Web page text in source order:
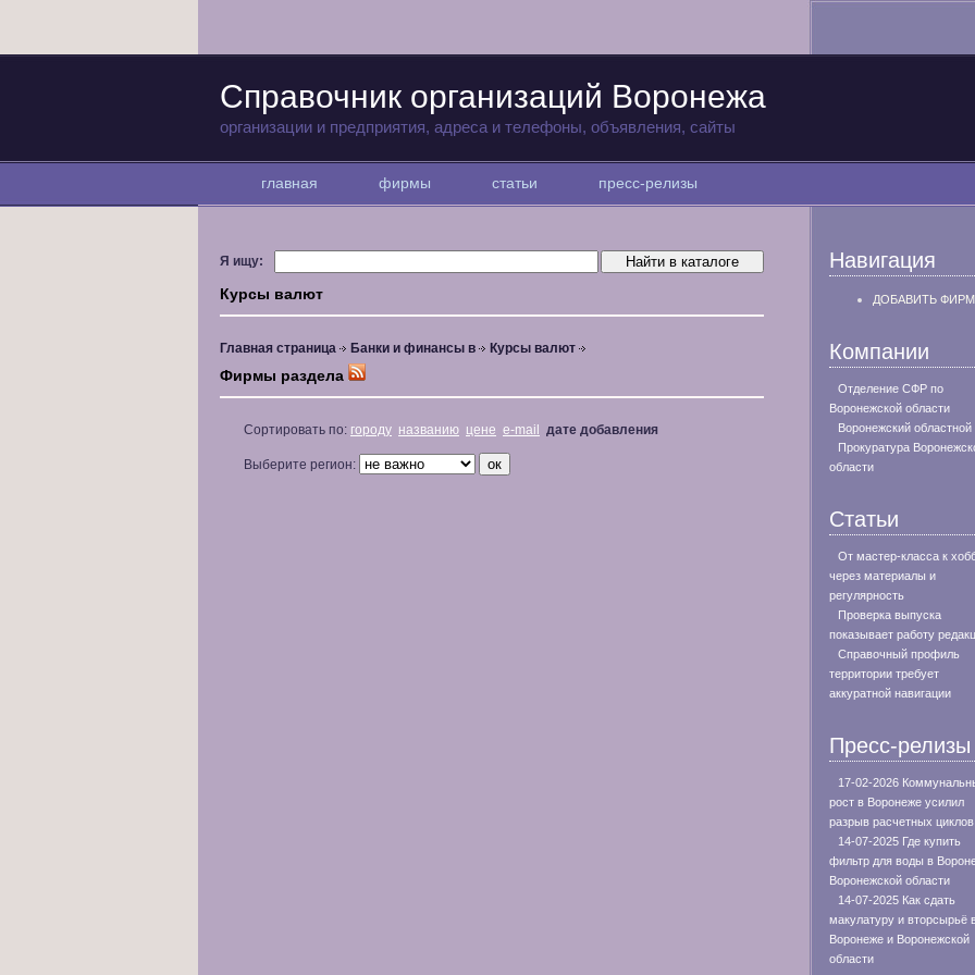
Справочник организаций Воронежа
организации и предприятия, адреса и телефоны, объявления, сайты
главная фирмы статьи пресс-релизы
Я ищу:
Курсы валют
Главная страница Банки и финансы в Курсы валют
Фирмы раздела
Сортировать по: городу названию цене e-mail дате добавления
Выберите регион:
Навигация
ДОБАВИТЬ
Компании
Отделение СФР по
Воронежской области
Воронежский областной
Прокуратура
области
Статьи
От мастер-класса к
через материалы и
регулярность
Проверка выпуска
показывает работу
Справочный профиль
территории требует
аккуратной навигации
Пресс-релизы
17-02-2026
рост в Воронеже усилил
разрыв расчетных циклов
14-07-2025 Где купить
фильтр для воды в
Воронежской области
14-07-2025 Как сдать
макулатуру и вторсырьё
Воронеже и Воронежской
области